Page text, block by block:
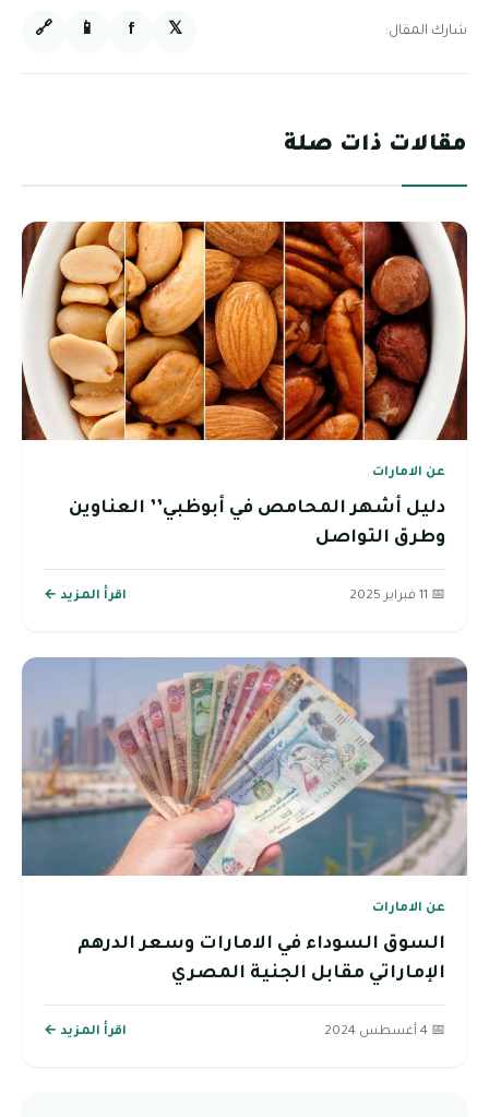
شارك المقال: 𝕏
f
📱
🔗
مقالات ذات صلة
عن الامارات
دليل أشهر المحامص في أبوظبي’’ العناوين
وطرق التواصل
📅 11 فبراير 2025 اقرأ المزيد ←
عن الامارات
السوق السوداء في الامارات وسعر الدرهم
الإماراتي مقابل الجنية المصري
📅 4 أغسطس 2024 اقرأ المزيد ←